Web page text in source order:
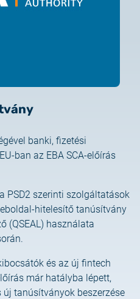
Requests
Requests
service
banki, fizetési
ban az EBA SCA-előírás
PSD2 szerinti szolgáltatások
hitelesítő tanúsítvány
(QSEAL) használata
és az új fintech
már hatályba lépett,
tanúsítványok beszerzése